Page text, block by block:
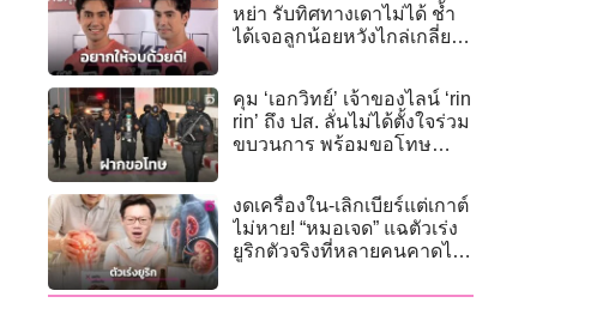
หย่า รับทิศทางเดาไม่ได้ ช้ำ
ได้เจอลูกน้อยหวังไกล่เกลี่ยจบ
คุม ‘เอกวิทย์’ เจ้าของไลน์ ‘rin
rin’ ถึง ปส. ลั่นไม่ได้ตั้งใจร่วม
ขบวนการ พร้อมขอโทษ
งดเครื่องใน-เลิกเบียร์แต่เกาต์
ไม่หาย! “หมอเจด” แฉตัวเร่ง
ยูริกตัวจริงที่หลายคนคาดไม่